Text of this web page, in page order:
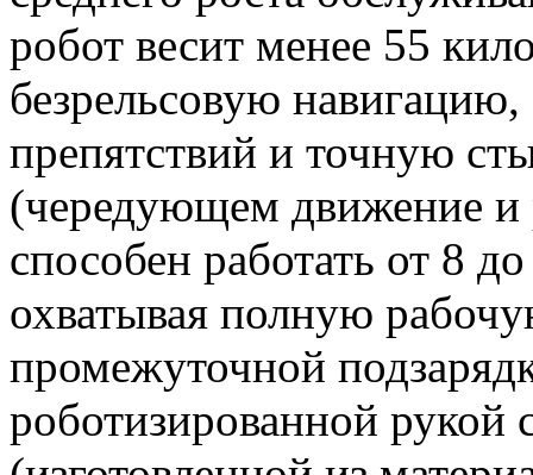
робот весит менее 55
безрельсовую
препятствий и точную
(чередующем движение
способен работать от 8
охватывая полную
промежуточной
роботизированной рукой